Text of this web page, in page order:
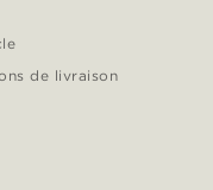
de livraison